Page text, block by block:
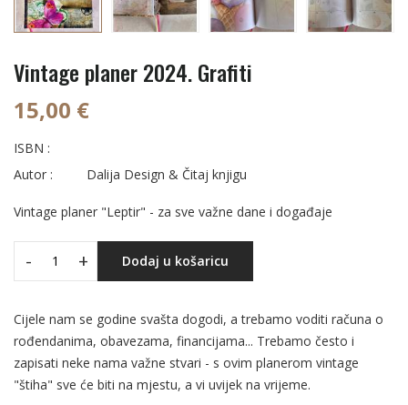
Vintage planer 2024. Grafiti
15,00 €
ISBN :
Autor :
Dalija Design & Čitaj knjigu
Vintage planer "Leptir" - za sve važne dane i događaje
- + Dodaj u košaricu
Cijele nam se godine svašta dogodi, a trebamo voditi računa o
rođendanima, obavezama, financijama... Trebamo često i
zapisati neke nama važne stvari - s ovim planerom vintage
"štiha" sve će biti na mjestu, a vi uvijek na vrijeme.